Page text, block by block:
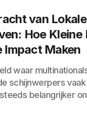
van Lokale
Hoe Kleine
Impact Maken
waar
schijnwerpers vaak
belangrijker